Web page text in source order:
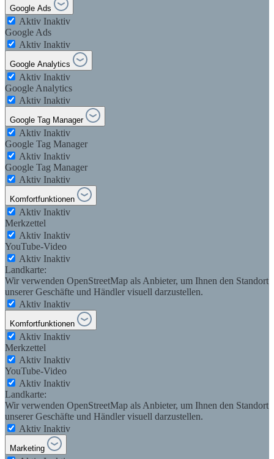
Google Ads
Aktiv Inaktiv
Google Ads
Aktiv Inaktiv
Google Analytics
Aktiv Inaktiv
Google Analytics
Aktiv Inaktiv
Google Tag Manager
Aktiv Inaktiv
Google Tag Manager
Aktiv Inaktiv
Google Tag Manager
Aktiv Inaktiv
Komfortfunktionen
Aktiv Inaktiv
Merkzettel
Aktiv Inaktiv
YouTube-Video
Aktiv Inaktiv
Landkarte:
Wir verwenden OpenStreetMap als Anbieter, um Ihnen den Standort
unserer Geschäfte und Händler visuell darzustellen.
Aktiv Inaktiv
Komfortfunktionen
Aktiv Inaktiv
Merkzettel
Aktiv Inaktiv
YouTube-Video
Aktiv Inaktiv
Landkarte:
Wir verwenden OpenStreetMap als Anbieter, um Ihnen den Standort
unserer Geschäfte und Händler visuell darzustellen.
Aktiv Inaktiv
Marketing